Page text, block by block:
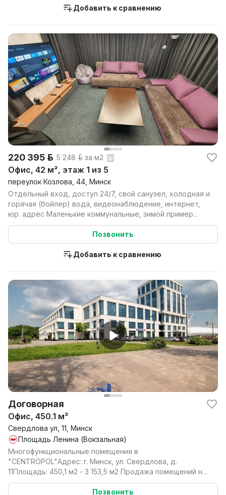
Добавить к сравнению
220 395 р. 5 248 р. за м2
Офис, 42 м², этаж 1 из 5
переулок Козлова, 44, Минск
Отдельный вход, доступ 24/7, свой санузел, холодная и
горячая (бойлер) вода, видеонаблюдение, интернет,
юр. адрес Маленькие коммунальные, зимой пример...
Позвонить
Добавить к сравнению
Договорная
Офис, 450.1 м²
Свердлова ул, 11, Минск
Площадь Ленина (Вокзальная)
Многофункциональные помещения в
"CENTROPOL"Адрес: г. Минск, ул. Свердлова, д.
11Площадь: 450,1 м2 - 3 153,5 м2 Продажа помещений на
6 -10 этажах, в от...
Позвонить